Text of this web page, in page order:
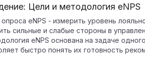
Цели и методология eNPS
eNPS - измерить уровень
сильные и слабые стороны в
eNPS основана на задаче
быстро понять их готовность